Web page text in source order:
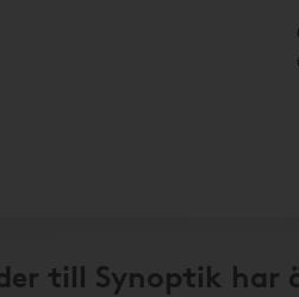
till Synoptik har